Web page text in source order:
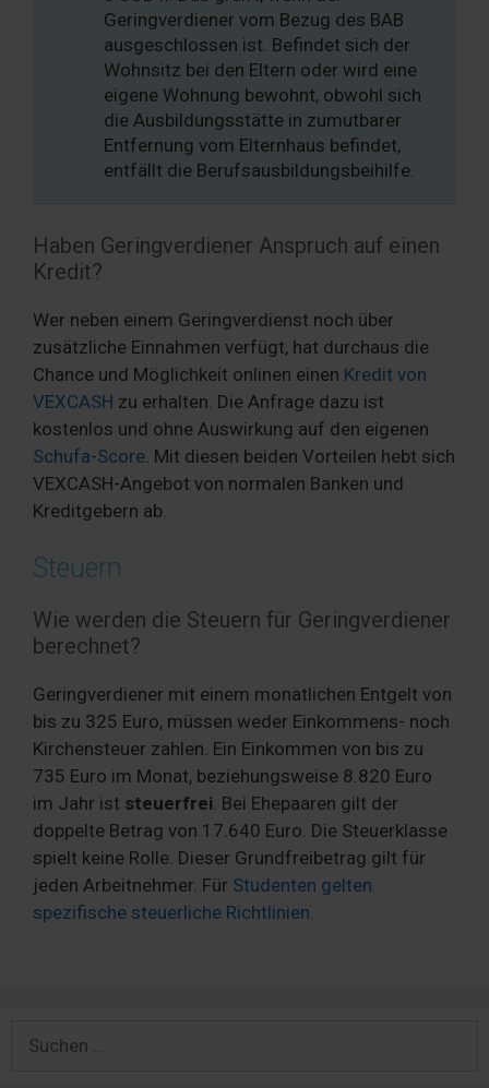
Geringverdiener vom Bezug des BAB
ausgeschlossen ist. Befindet sich der
Wohnsitz bei den Eltern oder wird eine
eigene Wohnung bewohnt, obwohl sich
die Ausbildungsstätte in zumutbarer
Entfernung vom Elternhaus befindet,
entfällt die Berufsausbildungsbeihilfe.
Haben Geringverdiener Anspruch auf einen
Kredit?
Wer neben einem Geringverdienst noch über
zusätzliche Einnahmen verfügt, hat durchaus die
Chance und Möglichkeit onlinen einen Kredit von
VEXCASH zu erhalten. Die Anfrage dazu ist
kostenlos und ohne Auswirkung auf den eigenen
Schufa-Score . Mit diesen beiden Vorteilen hebt sich
VEXCASH-Angebot von normalen Banken und
Kreditgebern ab.
Steuern
Wie werden die Steuern für Geringverdiener
berechnet?
Geringverdiener mit einem monatlichen Entgelt von
bis zu 325 Euro, müssen weder Einkommens- noch
Kirchensteuer zahlen. Ein Einkommen von bis zu
735 Euro im Monat, beziehungsweise 8.820 Euro
im Jahr ist steuerfrei. Bei Ehepaaren gilt der
doppelte Betrag von 17.640 Euro. Die Steuerklasse
spielt keine Rolle. Dieser Grundfreibetrag gilt für
jeden Arbeitnehmer. Für Studenten gelten
spezifische steuerliche Richtlinien.
nach: